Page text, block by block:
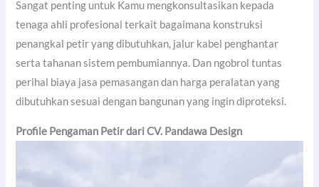
Sangat penting untuk Kamu mengkonsultasikan kepada
tenaga ahli profesional terkait bagaimana konstruksi
penangkal petir yang dibutuhkan, jalur kabel penghantar
serta tahanan sistem pembumiannya. Dan ngobrol tuntas
perihal biaya jasa pemasangan dan harga peralatan yang
dibutuhkan sesuai dengan bangunan yang ingin diproteksi.
Profile Pengaman Petir dari CV. Pandawa Design